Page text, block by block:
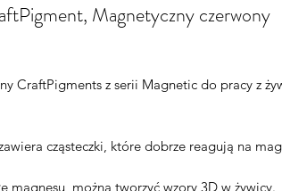
Magnetyczny czerwony
CraftPigments z serii Magnetic do pracy z
cząsteczki, które dobrze reagują na
magnesu, można tworzyć wzory 3D w żywicy.